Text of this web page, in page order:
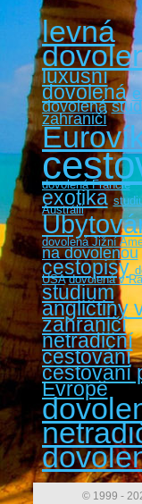
levná
luxusní
dovolená
dovolená
zahraničí
dovolená Francie
exotika
Austrálii
dovolená Jižní
na dovolenou
cestopisy
USA dovolená v
studium
angličtiny
zahraničí
netradiční
cestování
cestovaní
Evropě
© 1999 -